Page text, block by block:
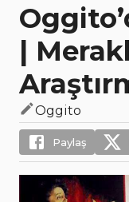
|
Oggito
Paylaş